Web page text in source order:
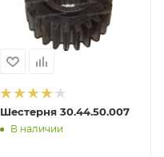
Шестерня 30.44.50.007
В наличии